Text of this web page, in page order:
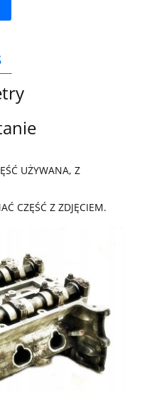
UŻYWANA, Z
CZĘŚĆ Z ZDJĘCIEM.